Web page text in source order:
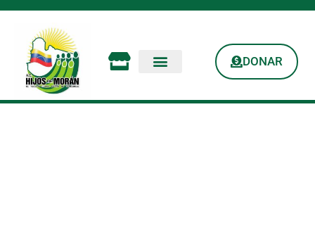
DONAR